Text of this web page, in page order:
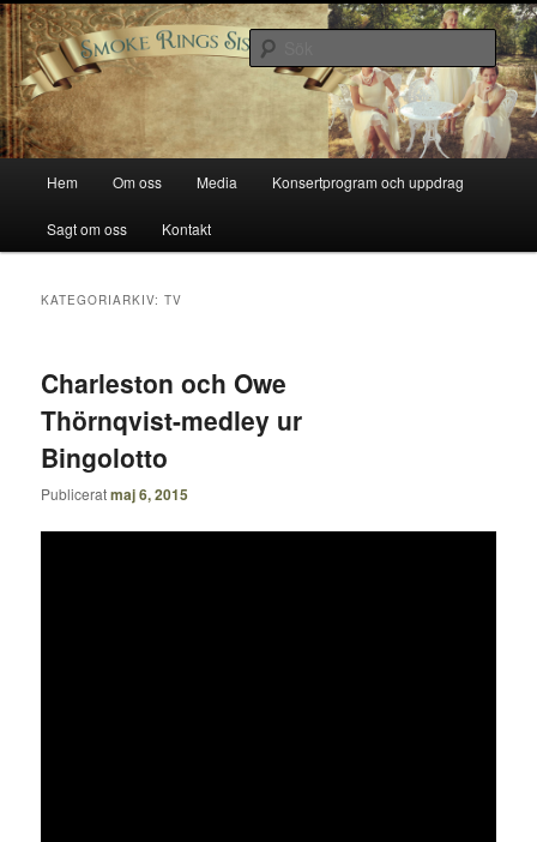
Hoppa
till
primärt
innehåll
Hoppa
till
sekundärt
innehållSmoke Rings Sisters
Smoke Rings Sisters
Sök
Hem Om oss Media Konsertprogram och uppdrag
Sagt om oss Kontakt
KATEGORIARKIV:TV
Charleston och Owe
Thörnqvist-medley ur
Bingolotto
Publiceratmaj 6, 2015